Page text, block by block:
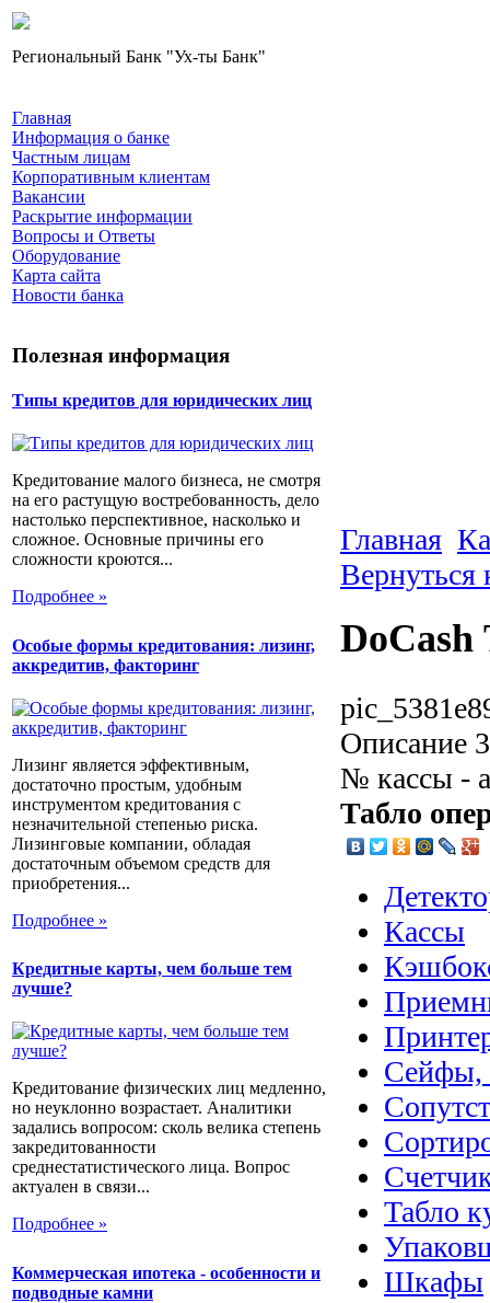
Региональный Банк "Ух-ты Банк"
Главная
Информация о банке
Частным лицам
Корпоративным клиентам
Вакансии
Раскрытие информации
Вопросы и Ответы
Оборудование
Карта сайта
Новости банка
Полезная информация
Типы кредитов для юридических лиц
Кредитование малого бизнеса, не смотря
на его растущую востребованность, дело
настолько перспективное, насколько и
сложное. Основные причины его
сложности кроются...
Подробнее »
Особые формы кредитования: лизинг,
аккредитив, факторинг
Лизинг является эффективным,
достаточно простым, удобным
инструментом кредитования с
незначительной степенью риска.
Лизинговые компании, обладая
достаточным объемом средств для
приобретения...
Подробнее »
Кредитные карты, чем больше тем
лучше?
Кредитование физических лиц медленно,
но неуклонно возрастает. Аналитики
задались вопросом: сколь велика степень
закредитованности
среднестатистического лица. Вопрос
актуален в связи...
Подробнее »
Коммерческая ипотека - особенности и
подводные камни
Главная
Вернуться
Описание
№ кассы -
Табло
Кассы
Сейфы,
Табло
Шкафы